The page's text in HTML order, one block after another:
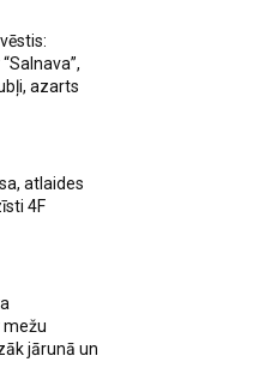
azarts
atlaides
4F
mežu
jārunā un